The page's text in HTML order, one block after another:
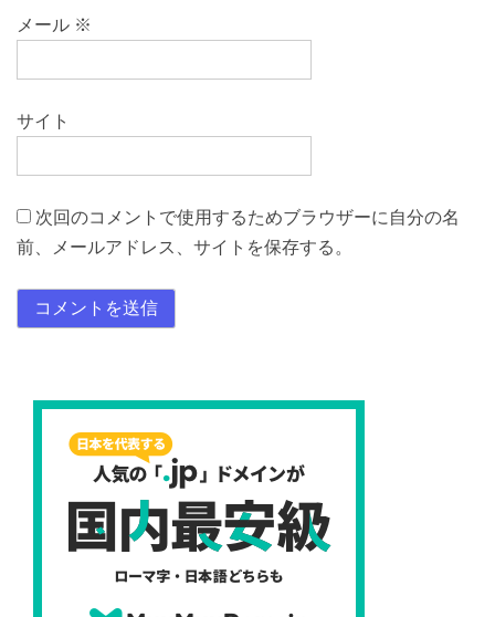
メール ※
サイト
次回のコメントで使用するためブラウザーに自分の名
前、メールアドレス、サイトを保存する。